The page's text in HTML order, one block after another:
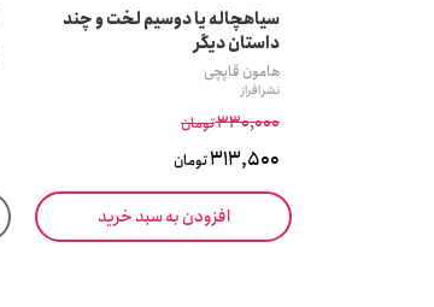
سیاهچاله یا دوسیم لخت و چند
داستان دیگر
هامون قاپچی
نشر افراز
330,000تومان
313,500تومان
افزودن به سبد خرید